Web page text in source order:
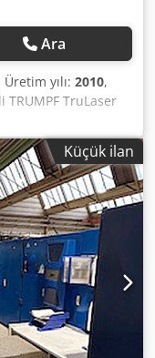
Ara
Üretim yılı: 2010,
TRUMPF TruLaser
Watt CO2
mm sac
içerir aYüksek
olmak istiyorsanız,
için bizimle
mm •
Küçük ilan